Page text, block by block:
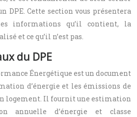
DPE. Cette section vous présentera
informations qu’il contient, la
et ce qu’il n’est pas.
du DPE
Énergétique est un document
d’énergie et les émissions de
logement. Il fournit une estimation
annuelle d’énergie et classe